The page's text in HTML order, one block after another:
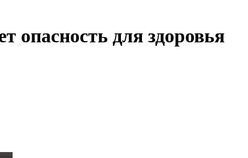
опасность для здоровья